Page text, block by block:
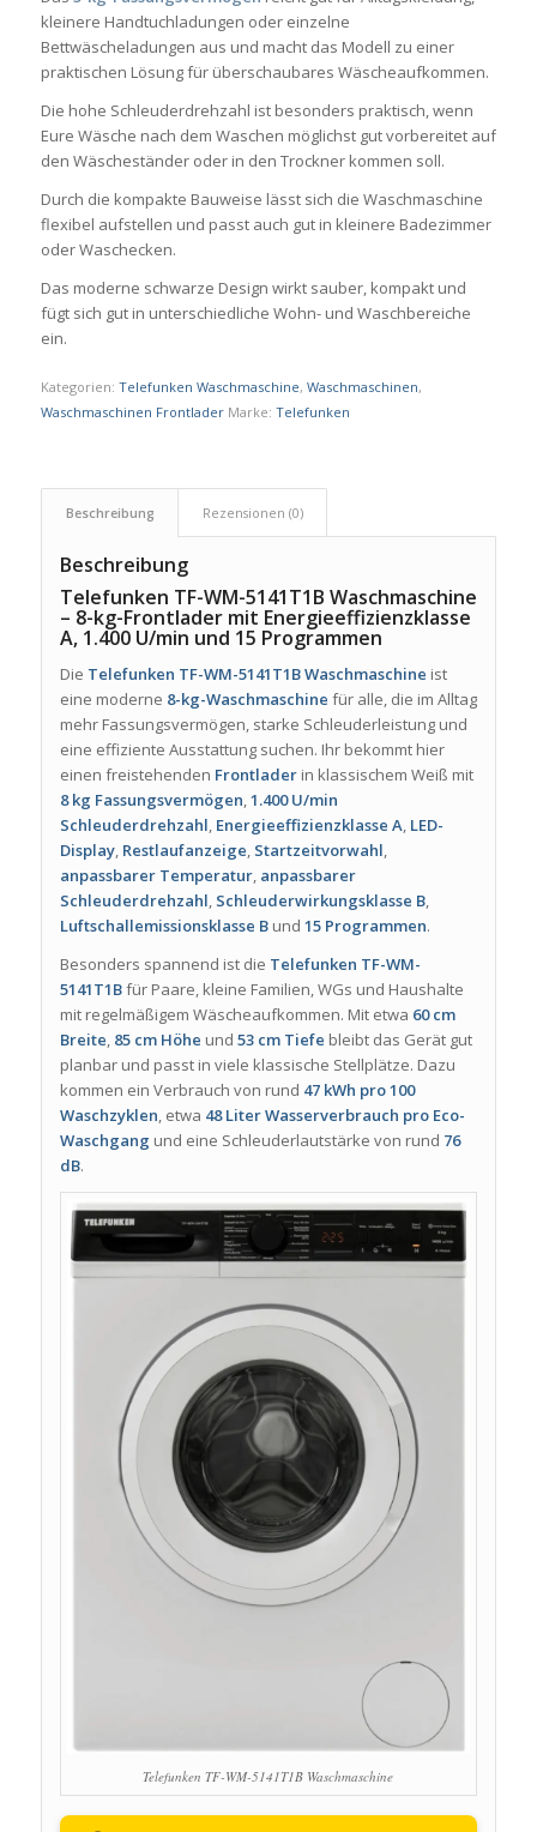
kleinere Handtuchladungen oder einzelne
Bettwäscheladungen aus und macht das Modell zu einer
praktischen Lösung für überschaubares Wäscheaufkommen.
Die hohe Schleuderdrehzahl ist besonders praktisch, wenn
Eure Wäsche nach dem Waschen möglichst gut vorbereitet auf
den Wäscheständer oder in den Trockner kommen soll.
Durch die kompakte Bauweise lässt sich die Waschmaschine
flexibel aufstellen und passt auch gut in kleinere Badezimmer
oder Waschecken.
Das moderne schwarze Design wirkt sauber, kompakt und
fügt sich gut in unterschiedliche Wohn- und Waschbereiche
ein.
Kategorien: Telefunken Waschmaschine, Waschmaschinen,
Waschmaschinen Frontlader Marke: Telefunken
Beschreibung Rezensionen (0)
Beschreibung
Telefunken TF-WM-5141T1B Waschmaschine
– 8-kg-Frontlader mit Energieeffizienzklasse
A, 1.400 U/min und 15 Programmen
Die Telefunken TF-WM-5141T1B Waschmaschine ist
eine moderne 8-kg-Waschmaschine für alle, die im Alltag
mehr Fassungsvermögen, starke Schleuderleistung und
eine effiziente Ausstattung suchen. Ihr bekommt hier
einen freistehenden Frontladerin klassischem Weiß mit
8 kg Fassungsvermögen,1.400 U/min
Schleuderdrehzahl, Energieeffizienzklasse A, LED-
Display, Restlaufanzeige, Startzeitvorwahl,
anpassbarer Temperatur, anpassbarer
Schleuderdrehzahl, Schleuderwirkungsklasse B,
Luftschallemissionsklasse Bund 15 Programmen.
Besonders spannend ist die Telefunken TF-WM-
5141T1Bfür Paare, kleine Familien, WGs und Haushalte
mit regelmäßigem Wäscheaufkommen. Mit etwa 60 cm
Breite, 85 cm Höhe und 53 cm Tiefe bleibt das Gerät gut
planbar und passt in viele klassische Stellplätze. Dazu
kommen ein Verbrauch von rund 47 kWh pro 100
Waschzyklen, etwa 48 Liter Wasserverbrauch pro Eco-
Waschgang und eine Schleuderlautstärke von rund 76
dB.
Telefunken TF-WM-5141T1B Waschmaschine